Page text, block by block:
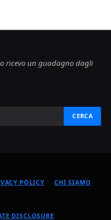
ricevo un guadagno dagli
POLICY CHI SIAMO
DISCLOSURE